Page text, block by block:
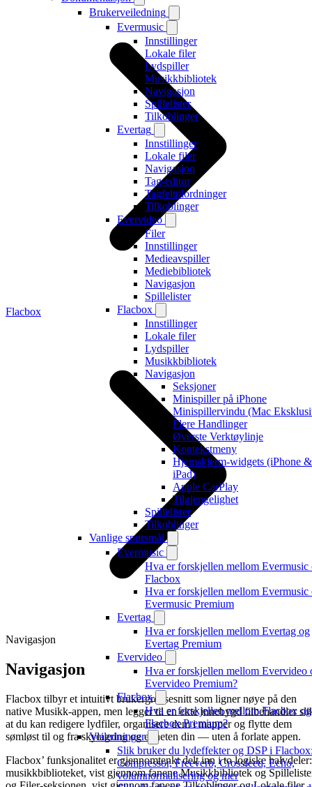
Brukerveiledning
Evermusic
Innstillinger
Lokale filer
Lydspiller
Musikkbibliotek
Navigasjon
Spillelister
Tilkoblinger
Evertag
Innstillinger
Lokale filer
Navigasjon
Tag-editor
Tagfelttilordninger
Tilkoblinger
Evervideo
Filer
Innstillinger
Medieavspiller
Mediebibliotek
Navigasjon
Spillelister
Flacbox
Innstillinger
Lokale filer
Lydspiller
Musikkbibliotek
Navigasjon
Seksjoner
Minispiller på iPhone
Minispillervindu (Mac
Flere Handlinger
Øverste Verktøylinje
Kontekstmeny
Hjemskjerm-widgets (iPhone &
iPad)
Apple CarPlay
Tilgjengelighet
Spillelister
Tilkoblinger
Vanlige spørsmål
Evermusic
Hva er forskjellen mellom Evermusic
Flacbox
Hva er forskjellen mellom Evermusic
Evermusic Premium
Evertag
Hva er forskjellen mellom Evertag og
Evertag Premium
Evervideo
Hva er forskjellen mellom Evervideo
Evervideo Premium?
Flacbox
Hva er forskjellen mellom Flacbox og
Flacbox Premium?
Veiledninger
Slik bruker du lydeffekter og DSP i
Compressor, Freeverb, Crossfeed, Echo,
volumnormalisering og mer
Flacbox
Navigasjon
Navigasjon
Flacbox tilbyr et intuitivt brukergrensesnitt som ligner nøye på den
native Musikk-appen, men legger til en ekte innebygd filbehandler
at du kan redigere lydfiler, organisere dem i mapper og flytte dem
sømløst til og fra skylagring og enheten din — uten å forlate appen.
Flacbox’ funksjonalitet er gjennomtenkt delt inn i to logiske halvdeler:
musikkbiblioteket, vist gjennom fanene Musikkbibliotek og